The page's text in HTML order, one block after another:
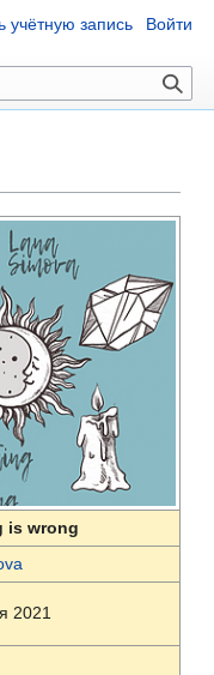
is wrong
2021
учётную запись Войти